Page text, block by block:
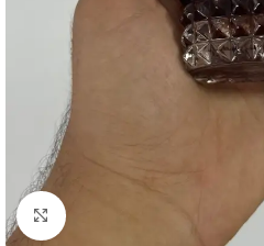
Agrandir